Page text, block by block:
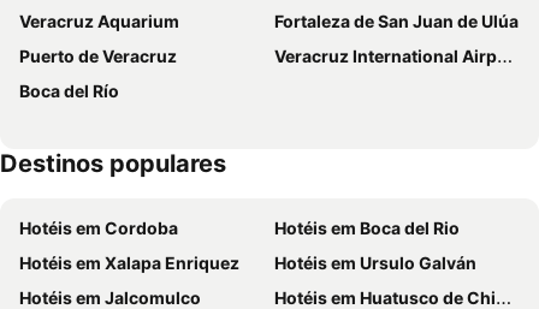
Hotel Venedik
Hotel Porto Novo
Wyndham Garden Mexico City Polanco
Hotel Lois Veracruz
Collection O Hotel Paris FC, Veracruz
Hotel Plaza Sol Veracruz
Veracruz Aquarium
Fortaleza de San Juan de Ulúa
Puerto de Veracruz
Veracruz International Airport
Boca del Río
Destinos populares
Hotéis em Cordoba
Hotéis em Boca del Rio
Hotéis em Xalapa Enriquez
Hotéis em Ursulo Galván
Hotéis em Jalcomulco
Hotéis em Huatusco de Chiciellar